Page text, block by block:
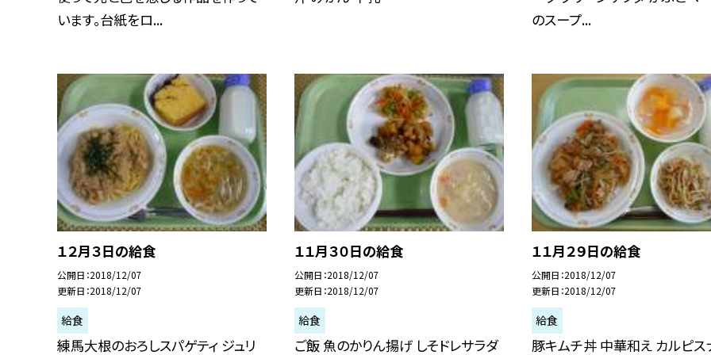
います。台紙をロ...
のスープ...
１２月３日の給食
公開日 2018/12/07
更新日 2018/12/07
給食
練馬大根のおろしスパゲティ ジュリ
１１月３０日の給食
公開日 2018/12/07
更新日 2018/12/07
給食
ご飯 魚のかりん揚げ しそドレサラダ
１１月２９日の給食
公開日 2018/12/07
更新日 2018/12/07
給食
豚キムチ丼 中華和え カルピス